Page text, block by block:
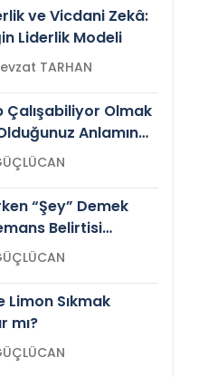
ve Vicdani Zekâ:
Liderlik Modeli
Prof.Dr. Nevzat TARHAN
Çalışabiliyor Olmak
Anlamına
GÜÇLÜCAN
“Şey” Demek
Belirtisi
GÜÇLÜCAN
Limon Sıkmak
mı?
GÜÇLÜCAN